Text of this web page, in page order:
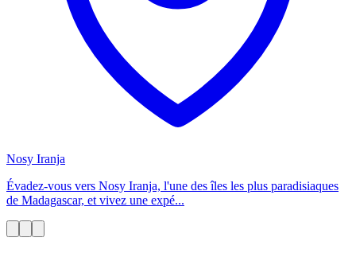
Nosy Iranja
Évadez-vous vers Nosy Iranja, l'une des îles les plus paradisiaques
de Madagascar, et vivez une expé...